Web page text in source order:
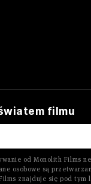
filmu
od Monolith Films
osobowe są
znajduje się pod tym